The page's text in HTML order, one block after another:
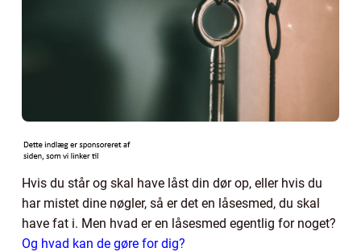
Hvis du står og skal have låst din dør op, eller hvis du
har mistet dine nøgler, så er det en låsesmed, du skal
have fat i. Men hvad er en låsesmed egentlig for noget?
Og hvad kan de gøre for dig?